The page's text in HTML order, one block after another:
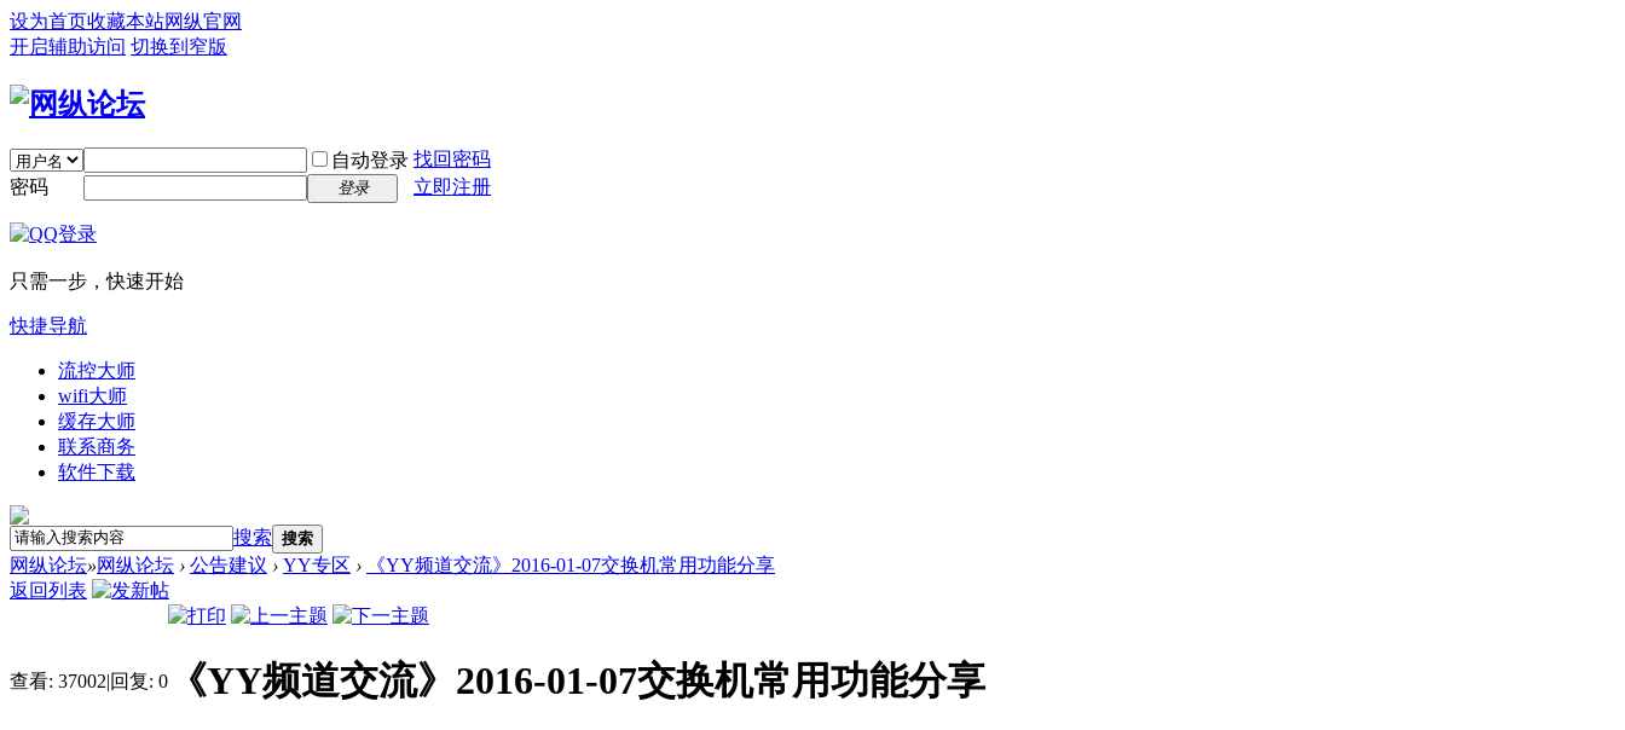
设为首页收藏本站网纵官网
开启辅助访问 切换到窄版
自动登录 找回密码
密码
登录 立即注册
只需一步，快速开始
快捷导航
流控大师
wifi大师
缓存大师
联系商务
软件下载
搜索 搜索
网纵论坛»网纵论坛 › 公告建议 › YY专区 ›
《YY频道交流》2016-01-07交换机常用功能分享
返回列表
查看: 37002|回复: 0 《YY频道交流》2016-01-07交换机常用功能分享